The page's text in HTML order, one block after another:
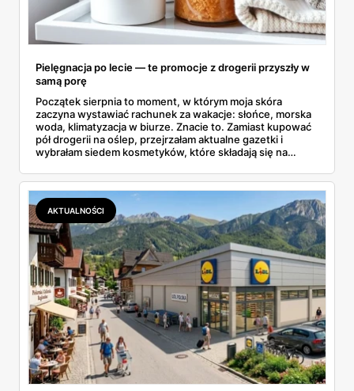
Pielęgnacja po lecie — te promocje z drogerii przyszły w
samą porę
Początek sierpnia to moment, w którym moja skóra
zaczyna wystawiać rachunek za wakacje: słońce, morska
woda, klimatyzacja w biurze. Znacie to. Zamiast kupować
pół drogerii na oślep, przejrzałam aktualne gazetki i
wybrałam siedem kosmetyków, które składają się na
dermokosmetyki Vichy. Wszystkie ceny sprawdziłam w
ofertach, terminy też.
AKTUALNOŚCI